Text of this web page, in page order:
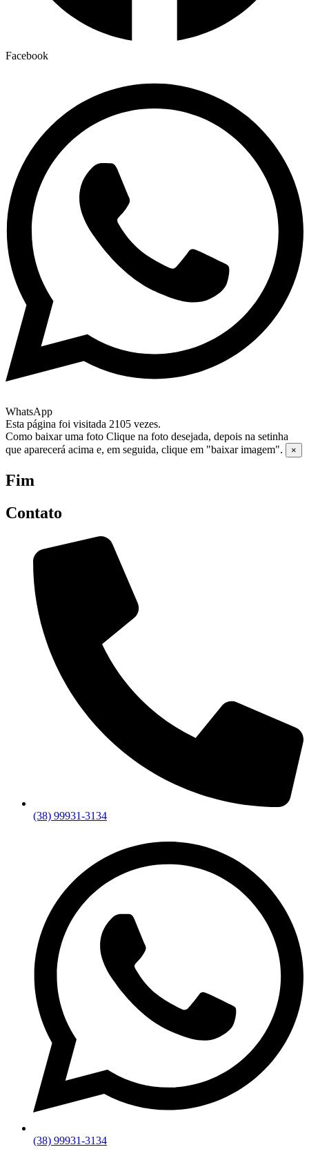
Facebook
WhatsApp
Esta página foi visitada 2105 vezes.
Como baixar uma foto Clique na foto desejada, depois na setinha
que aparecerá acima e, em seguida, clique em "baixar imagem".
×
Fim
Contato
(38) 99931-3134
(38) 99931-3134